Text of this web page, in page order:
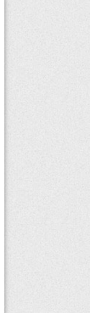
Müziği İçin
ve Notaları
Basit Makamlar